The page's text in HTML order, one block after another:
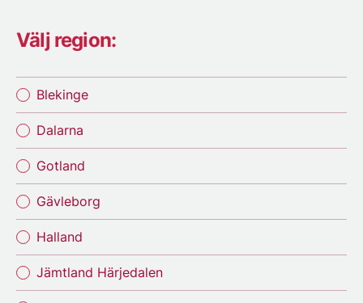
Välj region:
Blekinge
Dalarna
Gotland
Gävleborg
Halland
Jämtland Härjedalen